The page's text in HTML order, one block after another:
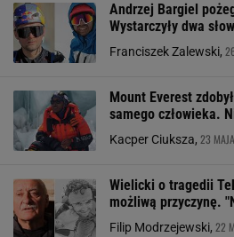
Andrzej Bargiel
Wystarczyły dwa
Franciszek Zalewski,
Mount Everest
samego człowieka.
Kacper Ciuksza, 23
Wielicki o tragedii
możliwą przyczynę.
Filip Modrzejewski, 22